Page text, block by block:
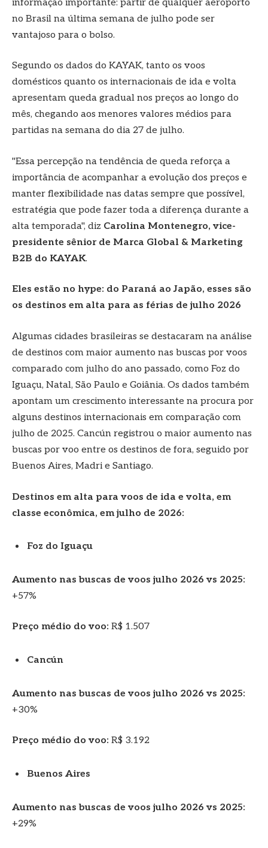
informação importante: partir de qualquer aeroporto
no Brasil na última semana de julho pode ser
vantajoso para o bolso.
Segundo os dados do KAYAK, tanto os voos
domésticos quanto os internacionais de ida e volta
apresentam queda gradual nos preços ao longo do
mês, chegando aos menores valores médios para
partidas na semana do dia 27 de julho.
"Essa percepção na tendência de queda reforça a
importância de acompanhar a evolução dos preços e
manter flexibilidade nas datas sempre que possível,
estratégia que pode fazer toda a diferença durante a
alta temporada", diz Carolina Montenegro, vice-
presidente sênior de Marca Global & Marketing
B2B do KAYAK.
Eles estão no hype: do Paraná ao Japão, esses são
os destinos em alta para as férias de julho 2026
Algumas cidades brasileiras se destacaram na análise
de destinos com maior aumento nas buscas por voos
comparado com julho do ano passado, como Foz do
Iguaçu, Natal, São Paulo e Goiânia. Os dados também
apontam um crescimento interessante na procura por
alguns destinos internacionais em comparação com
julho de 2025. Cancún registrou o maior aumento nas
buscas por voo entre os destinos de fora, seguido por
Buenos Aires, Madri e Santiago.
Destinos em alta para voos de ida e volta, em
classe econômica, em julho de 2026:
Foz do Iguaçu
Aumento nas buscas de voos julho 2026 vs 2025:
+57%
Preço médio do voo: R$ 1.507
Cancún
Aumento nas buscas de voos julho 2026 vs 2025:
+30%
Preço médio do voo: R$ 3.192
Buenos Aires
Aumento nas buscas de voos julho 2026 vs 2025:
+29%